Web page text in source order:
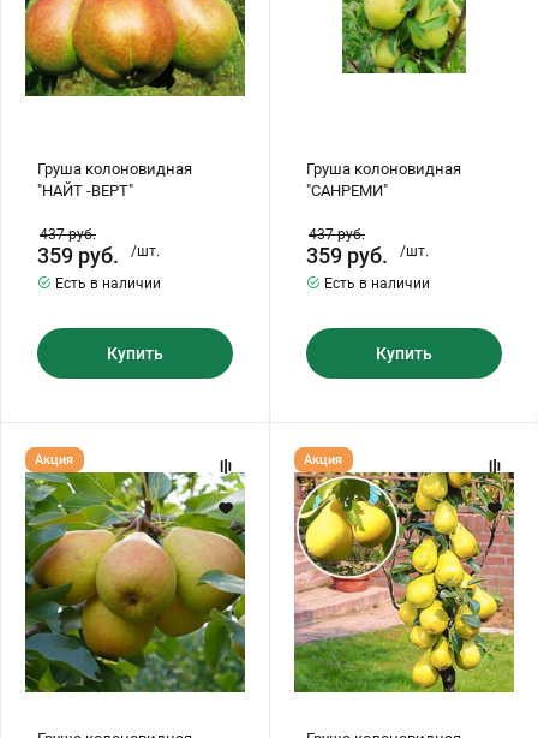
Груша колоновидная
"НАЙТ -ВЕРТ"
437руб.
359 руб.
/шт.
Есть в наличии
Купить
Груша колоновидная
"САНРЕМИ"
437руб.
359 руб.
/шт.
Есть в наличии
Купить
Груша
колоновидная
"СЕВЕРЯНКА"
Акция
Груша
колоновидная
"САПФИРА"
Акция